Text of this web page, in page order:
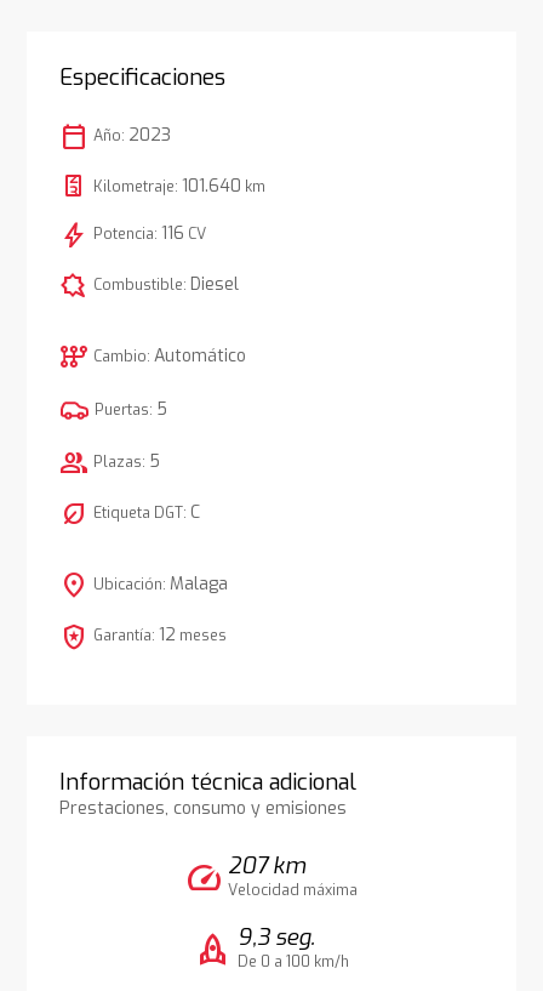
Especificaciones
calendar_today Año: 2023
Kilometraje: 101.640 km
bolt Potencia: 116 CV
comic_bubble Combustible: Diesel
auto_transmission Cambio: Automático
Puertas: 5
group Plazas: 5
nest_eco_leaf Etiqueta DGT: C
location_on Ubicación: Malaga
local_police Garantía: 12 meses
Información técnica adicional
Prestaciones, consumo y emisiones
speed 207 km
Velocidad máxima
rocket 9,3 seg.
De 0 a 100 km/h